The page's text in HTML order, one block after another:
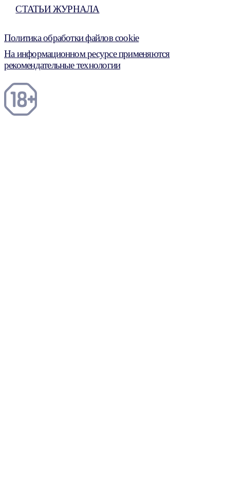
СТАТЬИ ЖУРНАЛА
Политика обработки файлов cookie
На информационном ресурсе применяются
рекомендательные технологии